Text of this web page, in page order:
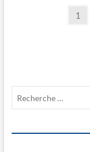
NavigationPage
1